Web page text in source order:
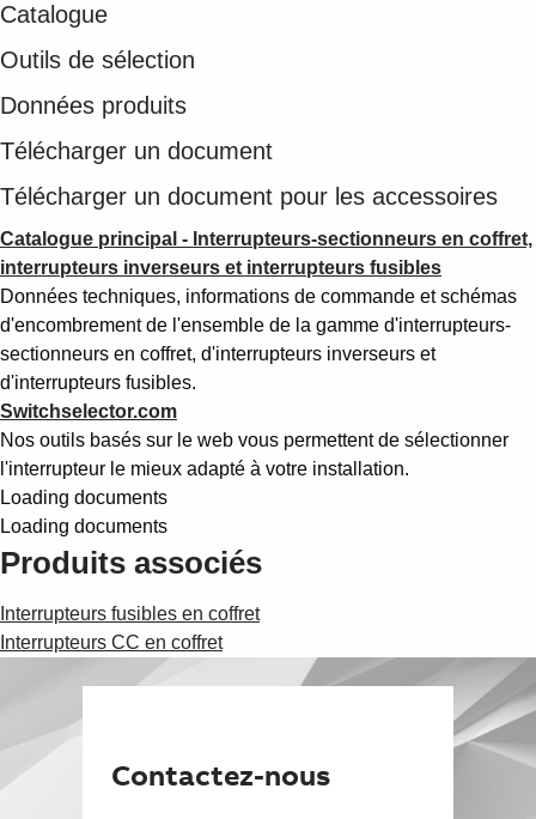
Catalogue
Outils de sélection
Données produits
Télécharger un document
Télécharger un document pour les accessoires
Catalogue principal - Interrupteurs-sectionneurs en coffret,
interrupteurs inverseurs et interrupteurs fusibles
Données techniques, informations de commande et schémas
d'encombrement de l'ensemble de la gamme d'interrupteurs-
sectionneurs en coffret, d'interrupteurs inverseurs et
d'interrupteurs fusibles.
Switchselector.com
Nos outils basés sur le web vous permettent de sélectionner
l'interrupteur le mieux adapté à votre installation.
Loading documents
Loading documents
Produits associés
Interrupteurs fusibles en coffret
Interrupteurs CC en coffret
Contactez-nous